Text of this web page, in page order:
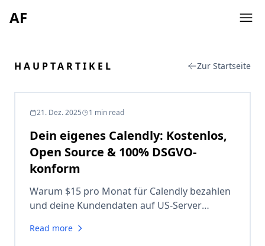
AF
HAUPTARTIKEL Zur Startseite
21. Dez. 2025 1 min read
Dein eigenes Calendly: Kostenlos,
Open Source & 100% DSGVO-
konform
Warum $15 pro Monat für Calendly bezahlen
und deine Kundendaten auf US-Server
kostenlos selbst hosten kannst?
Read more